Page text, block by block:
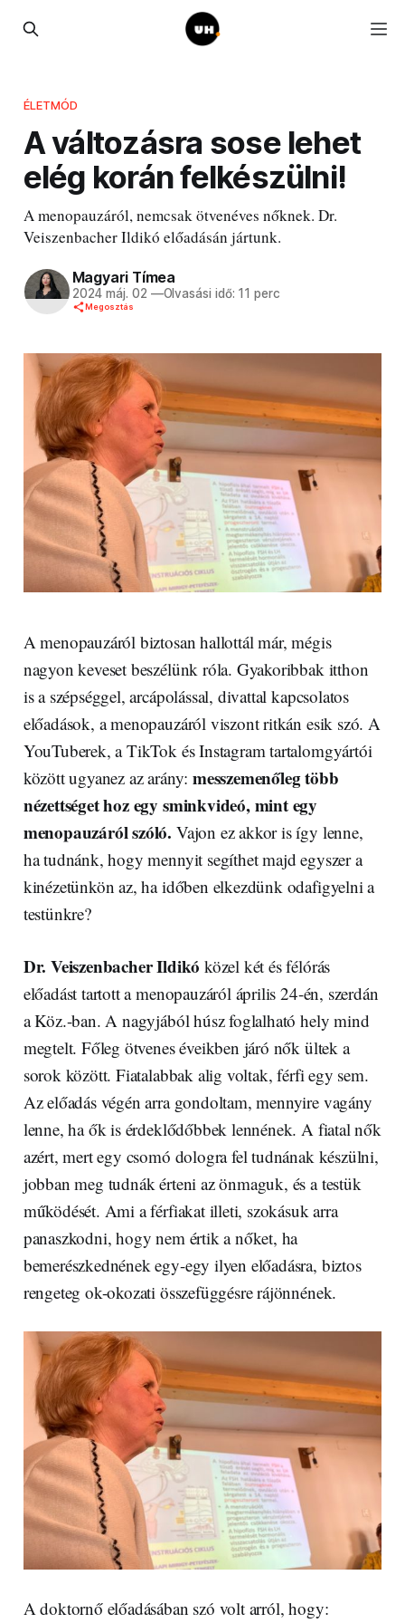
ÉLETMÓD
A változásra sose lehet
elég korán felkészülni!
A menopauzáról, nemcsak ötvenéves nőknek. Dr.
Veiszenbacher Ildikó előadásán jártunk.
Magyari Tímea
2024 máj. 02 —Olvasási idő: 11 perc
Megosztás
A menopauzáról biztosan hallottál már, mégis
nagyon keveset beszélünk róla. Gyakoribbak itthon
is a szépséggel, arcápolással, divattal kapcsolatos
előadások, a menopauzáról viszont ritkán esik szó. A
YouTuberek, a TikTok és Instagram tartalomgyártói
között ugyanez az arány: messzemenőleg több
nézettséget hoz egy sminkvideó, mint egy
menopauzáról szóló. Vajon ez akkor is így lenne,
ha tudnánk, hogy mennyit segíthet majd egyszer a
kinézetünkön az, ha időben elkezdünk odafigyelni a
testünkre?
Dr. Veiszenbacher Ildikó közel két és félórás
előadást tartott a menopauzáról április 24-én, szerdán
a Köz.-ban. A nagyjából húsz foglalható hely mind
megtelt. Főleg ötvenes éveikben járó nők ültek a
sorok között. Fiatalabbak alig voltak, férfi egy sem.
Az előadás végén arra gondoltam, mennyire vagány
lenne, ha ők is érdeklődőbbek lennének. A fiatal nők
azért, mert egy csomó dologra fel tudnának készülni,
jobban meg tudnák érteni az önmaguk, és a testük
működését. Ami a férfiakat illeti, szokásuk arra
panaszkodni, hogy nem értik a nőket, ha
bemerészkednének egy-egy ilyen előadásra, biztos
rengeteg ok-okozati összefüggésre rájönnének.
A doktornő előadásában szó volt arról, hogy: